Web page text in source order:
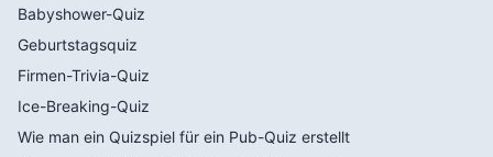
Babyshower-Quiz
Geburtstagsquiz
Firmen-Trivia-Quiz
Ice-Breaking-Quiz
Wie man ein Quizspiel für ein Pub-Quiz erstellt